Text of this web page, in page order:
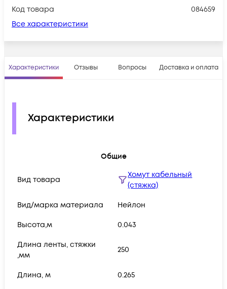
Код товара
084659
Все характеристики
Характеристики Отзывы Вопросы Доставка и оплата
Характеристики
Общие
Вид товара
Хомут кабельный
(стяжка)
Вид/марка материала Нейлон
Высота,м 0.043
Длина ленты, стяжки
,мм
250
Длина, м 0.265